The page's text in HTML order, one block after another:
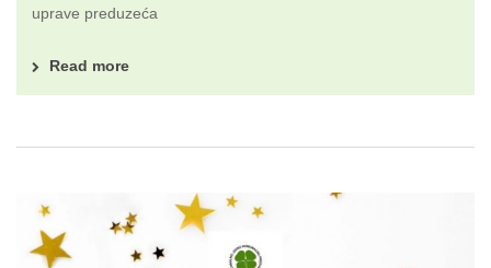
uprave preduzeća
Read more